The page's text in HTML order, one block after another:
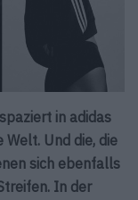
in adidas
Welt. Und die, die
sich ebenfalls
In der